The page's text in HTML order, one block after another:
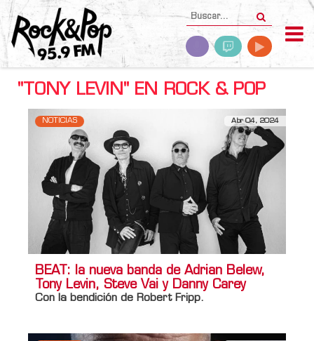
"TONY LEVIN" EN ROCK & POP
NOTICIAS Abr 04, 2024
BEAT: la nueva banda de Adrian Belew,
Tony Levin, Steve Vai y Danny Carey
Con la bendición de Robert Fripp.